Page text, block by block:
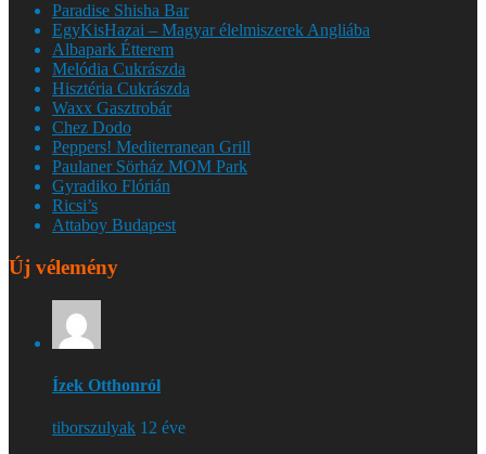
Paradise Shisha Bar
EgyKisHazai – Magyar élelmiszerek Angliába
Albapark Étterem
Melódia Cukrászda
Hisztéria Cukrászda
Waxx Gasztrobár
Chez Dodo
Peppers! Mediterranean Grill
Paulaner Sörház MOM Park
Gyradiko Flórián
Ricsi’s
Attaboy Budapest
Új vélemény
Ízek Otthonról
tiborszulyak 12 éve